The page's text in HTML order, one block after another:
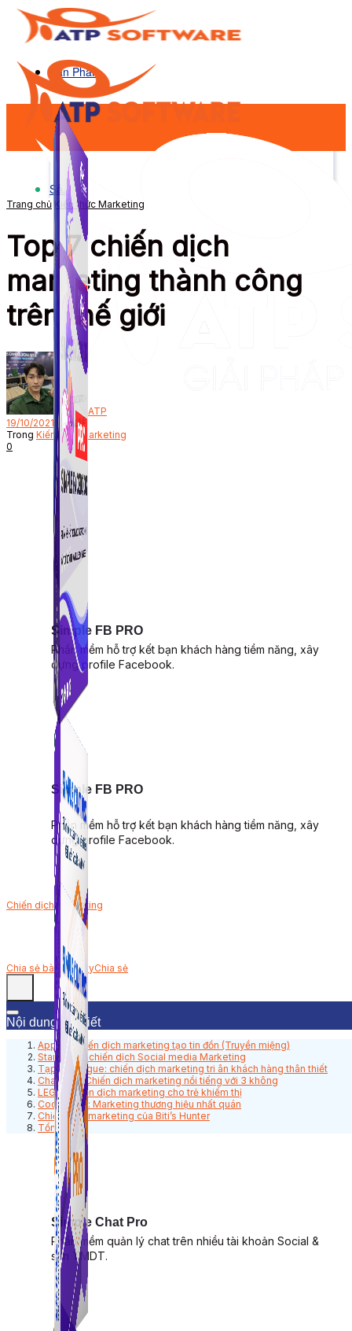
Sản Phẩm
Simple FB PRO
Phần mềm hỗ trợ kết bạn khách hàng tiềm năng, xây
dựng profile Facebook.
Simple Chat Pro
Phần mềm quản lý chat trên nhiều tài khoản Social &
sàn TMDT.
Sản Phẩm
Simple FB PRO
Phần mềm hỗ trợ kết bạn khách hàng tiềm năng, xây
dựng profile Facebook.
Trang chủ Kiến thức Marketing
Top 7 chiến dịch
marketing thành công
trên thế giới
Bởi ATP
19/10/2021
Trong Kiến thức Marketing
0
Chiến dịch marketing
Chia sẻ bài viết nàyChia sẻ
Nội dung bài viết
Apple – chiến dịch marketing tạo tin đồn (Truyền miệng)
Starbucks: chiến dịch Social media Marketing
Tạp chí Vogue: chiến dịch marketing tri ân khách hàng thân thiết
Channel – Chiến dịch marketing nổi tiếng với 3 không
LEGO: Chiến dịch marketing cho trẻ khiếm thị
Coca-Cola: Marketing thương hiệu nhất quán
Chiến dịch marketing của Biti’s Hunter
Tổng kết